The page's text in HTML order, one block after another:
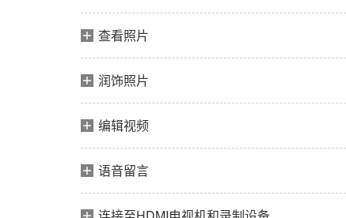
查看照片
润饰照片
编辑视频
语音留言